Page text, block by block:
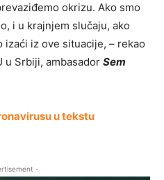
okrizu. Ako smo
i u krajnjem slučaju, ako
izaći iz ove situacije, – rekao
u Srbiji, ambasador Sem
u tekstu
-